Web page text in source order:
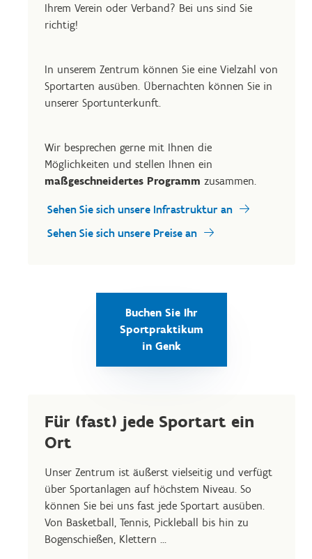
Ihrem Verein oder Verband? Bei uns sind Sie
richtig!
In unserem Zentrum können Sie eine Vielzahl von
Sportarten ausüben. Übernachten können Sie in
unserer Sportunterkunft.
Wir besprechen gerne mit Ihnen die
Möglichkeiten und stellen Ihnen ein
maßgeschneidertes Programm zusammen.
Sehen Sie sich unsere Infrastruktur an
Sehen Sie sich unsere Preise an
Buchen Sie Ihr
Sportpraktikum
in Genk
Für (fast) jede Sportart ein
Ort
Unser Zentrum ist äußerst vielseitig und verfügt
über Sportanlagen auf höchstem Niveau. So
können Sie bei uns fast jede Sportart ausüben.
Von Basketball, Tennis, Pickleball bis hin zu
Bogenschießen, Klettern ...